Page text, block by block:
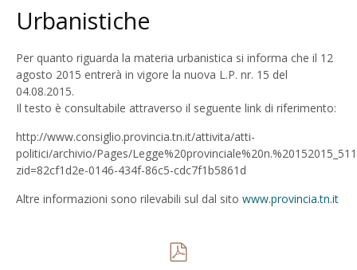
O
C
N
T
E
T
Urbanistiche
Per quanto riguarda la materia urbanistica si informa che il 12
agosto 2015 entrerà in vigore la nuova L.P. nr. 15 del
04.08.2015.
Il testo è consultabile attraverso il seguente link di riferimento:
http://www.consiglio.provincia.tn.it/attivita/atti-
politici/archivio/Pages/
zid=82cf1d2e-0146-434f-86c5-cdc7f1b5861d
Altre informazioni sono rilevabili sul dal sito www.provincia.tn.it